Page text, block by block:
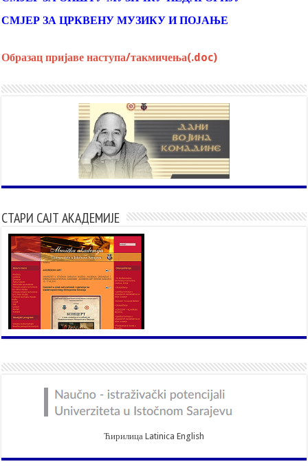
СМЈЕР ЗА ЦРКВЕНУ МУЗИКУ И ПОЈАЊЕ
Образац пријаве наступа/такмичења(.doc)
СТАРИ САЈТ АКАДЕМИЈЕ
Ћирилица Latinica English